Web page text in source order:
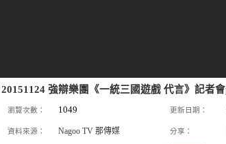
20151124 強辯樂團《一統三國遊戲 代言》記者
瀏覽次數： 1049 更新日期：
資料來源： Nagoo TV 那傳媒 分享：